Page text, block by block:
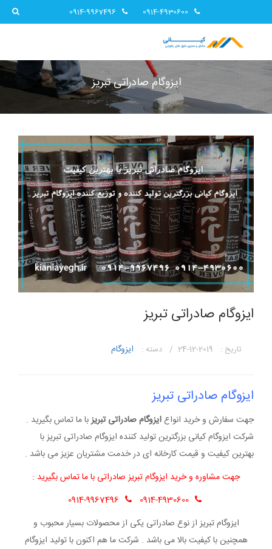
0914-4930600
0914-9967496
ایزوگام صادراتی تبریز
ایزوگام صادراتی تبریز
تاریخ : 2019-12-24 / دسته : ایزوگام
ایزوگام صادراتی تبریز
جهت سفارش و خرید انواع ایزوگام صادراتی تبریزبا ما تماس بگیرید .
شرکت ایزوگام کیانی بزرگترین تولید کننده ایزوگام صادراتی تبریز با
بهترین کیفیت و قیمت کارخانه ای در خدمت مشتریان عزیز می باشد .
جهت مشاوره و خرید ایزوگام تبریز صادراتی با ما تماس بگیرید :
0914-4930600
0914-9967496
ایزوگام تبریز از نوع صادراتی یکی از محصولات بسیار محبوب و
همچنین با کیفیت بالا می باشد . شرکت ما هم اکنون با تولید ایزوگام